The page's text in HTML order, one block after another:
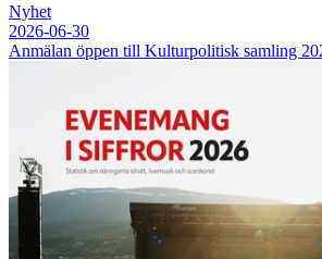
Nyhet
2026-06-30
Anmälan öppen till Kulturpolitisk samling